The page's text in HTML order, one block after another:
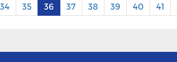
34 35 36 37 38 39 40 41